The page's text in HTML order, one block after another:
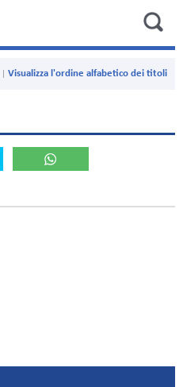
Visualizza l'ordine alfabetico dei titoli